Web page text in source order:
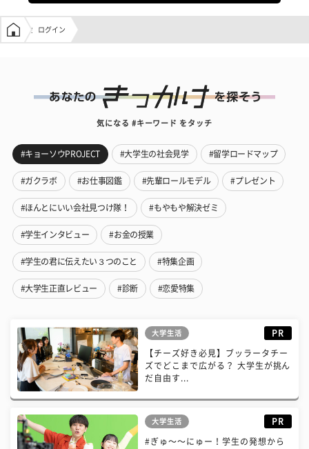
学生の窓口トップ
ログイン
気になる #キーワード をタッチ
#キョーソウPROJECT #大学生の社会見学 #留学ロードマップ
#ガクラボ #お仕事図鑑 #先輩ロールモデル #プレゼント
#ほんとにいい会社見つけ隊！ #もやもや解決ゼミ
#学生インタビュー #お金の授業
#学生の君に伝えたい３つのこと #特集企画
#大学生正直レビュー #診断 #恋愛特集
大学生活 PR
【チーズ好き必見】ブッラータチー
ズでどこまで広がる？ 大学生が挑ん
だ自由す...
大学生活 PR
#ぎゅ〜〜にゅー！学生の発想から